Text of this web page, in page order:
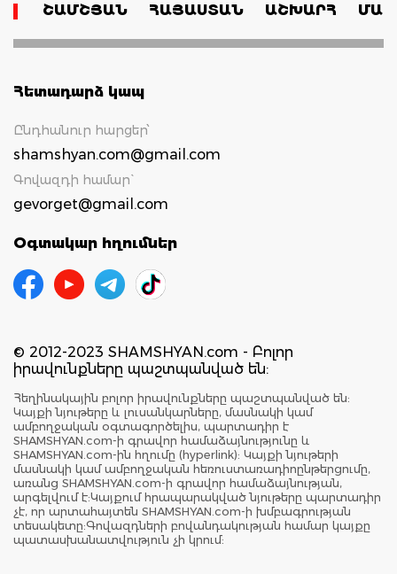
ՇԱՄՇՅԱՆ ՀԱՅԱՍՏԱՆ ԱՇԽԱՐՀ
Հետադարձ կապ
Ընդհանուր հարցեր՝
shamshyan.com@gmail.com
Գովազդի համար`
gevorget@gmail.com
Օգտակար հղումներ
© 2012-2023 SHAMSHYAN.com - Բոլոր
իրավունքները պաշտպանված են:
Հեղինակային բոլոր իրավունքները պաշտպանված են:
Կայքի նյութերը և լուսանկարները, մասնակի կամ
ամբողջական օգտագործելիս, պարտադիր է
SHAMSHYAN.com-ի գրավոր համաձայնությունը և
SHAMSHYAN.com-ին հղումը (hyperlink): Կայքի նյութերի
մասնակի կամ ամբողջական հեռուստառադիոընթերցումը,
առանց SHAMSHYAN.com-ի գրավոր համաձայնության,
արգելվում է:Կայքում հրապարակված նյութերը պարտադիր
չէ, որ արտահայտեն SHAMSHYAN.com-ի խմբագրության
տեսակետը:Գովազդների բովանդակության համար կայքը
պատասխանատվություն չի կրում: